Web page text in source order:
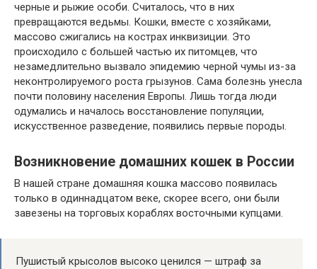
черные и рыжие особи. Считалось, что в них
превращаются ведьмы. Кошки, вместе с хозяйками,
массово сжигались на кострах инквизиции. Это
происходило с большей частью их питомцев, что
незамедлительно вызвало эпидемию черной чумы из-за
неконтролируемого роста грызунов. Сама болезнь унесла
почти половину населения Европы. Лишь тогда люди
одумались и началось восстановление популяции,
искусственное разведение, появились первые породы.
Возникновение домашних кошек в России
В нашей стране домашняя кошка массово появилась
только в одиннадцатом веке, скорее всего, они были
завезены на торговых кораблях восточными купцами.
Пушистый крысолов высоко ценился — штраф за